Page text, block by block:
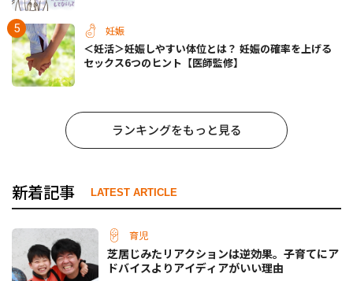
妊娠
＜妊活＞妊娠しやすい体位とは？ 妊娠の確率を上げる
セックス6つのヒント【医師監修】
ランキングをもっと見る
新着記事 LATEST ARTICLE
育児
芝居じみたリアクションは逆効果。子育てにア
ドバイスよりアイディアがいい理由